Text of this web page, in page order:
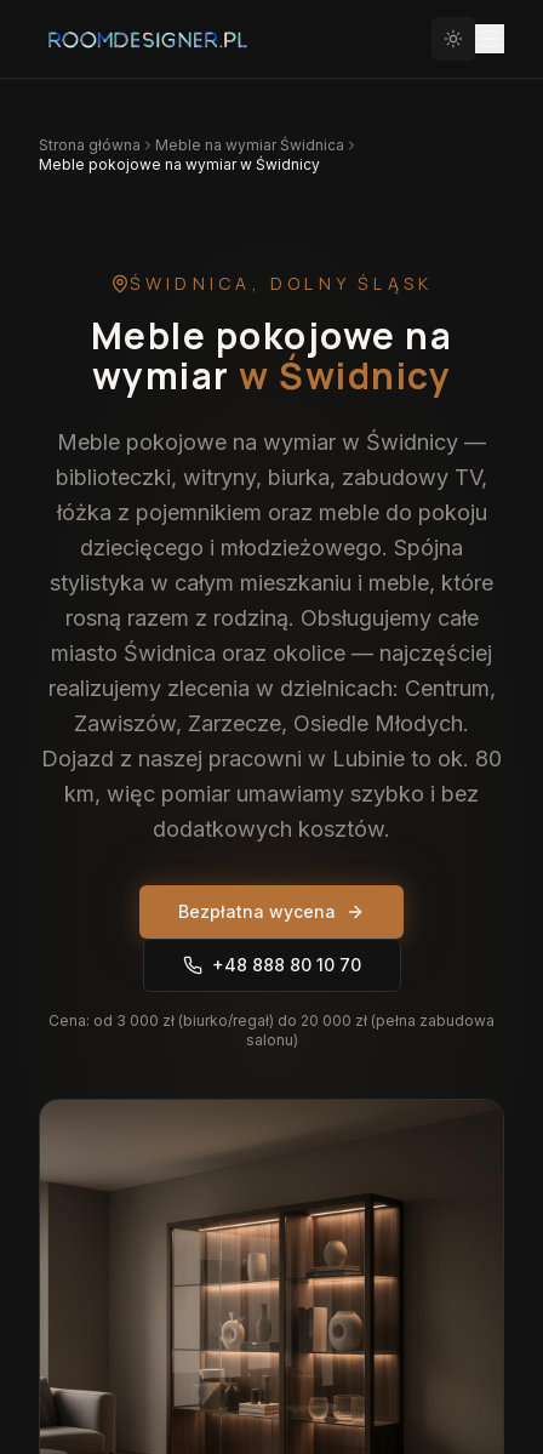
Strona główna Meble na wymiar Świdnica
Meble pokojowe na wymiar w Świdnicy
ŚWIDNICA , DOLNY ŚLĄSK
Meble pokojowe na
wymiar w Świdnicy
Meble pokojowe na wymiar w Świdnicy —
biblioteczki, witryny, biurka, zabudowy TV,
łóżka z pojemnikiem oraz meble do pokoju
dziecięcego i młodzieżowego. Spójna
stylistyka w całym mieszkaniu i meble, które
rosną razem z rodziną. Obsługujemy całe
miasto Świdnica oraz okolice — najczęściej
realizujemy zlecenia w dzielnicach: Centrum,
Zawiszów, Zarzecze, Osiedle Młodych.
Dojazd z naszej pracowni w Lubinie to ok. 80
km, więc pomiar umawiamy szybko i bez
dodatkowych kosztów.
Bezpłatna wycena
+48 888 80 10 70
Cena: od 3 000 zł (biurko/regał) do 20 000 zł (pełna zabudowa
salonu)